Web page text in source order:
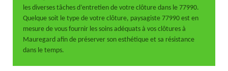
les diverses tâches d’entretien de votre clôture dans le 77990.
Quelque soit le type de votre clôture, paysagiste 77990 est en
mesure de vous fournir les soins adéquats à vos clôtures à
Mauregard afin de préserver son esthétique et sa résistance
dans le temps.